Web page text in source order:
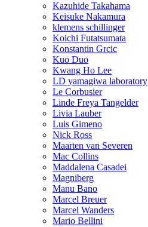
Kazuhide Takahama
Keisuke Nakamura
klemens schillinger
Koichi Futatsumata
Konstantin Grcic
Kuo Duo
Kwang Ho Lee
LD yamagiwa laboratory
Le Corbusier
Linde Freya Tangelder
Livia Lauber
Luis Gimeno
Nick Ross
Maarten van Severen
Mac Collins
Maddalena Casadei
Magniberg
Manu Bano
Marcel Breuer
Marcel Wanders
Mario Bellini